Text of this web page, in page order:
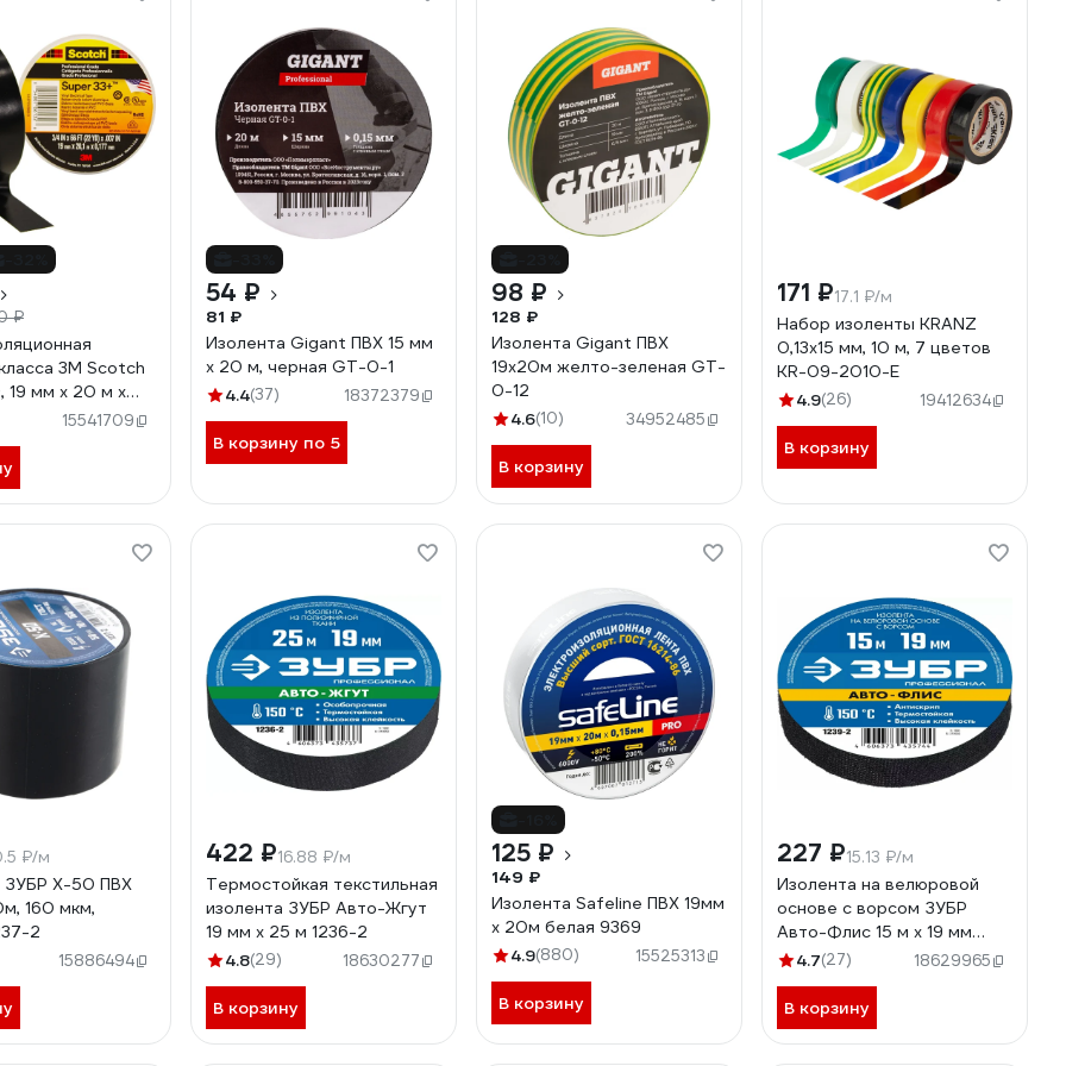
₽
3М Scotch
19 мм х 20 м х
SUPER 33
15541709
54 ₽
81 ₽
Изолента Gigant ПВХ 15 мм
х 20 м, черная GT-0-1
4.4(37) 18372379
В корзину по 5
98 ₽
128 ₽
Изолента Gigant ПВХ
19x20м желто-зеленая GT-
0-12
4.6(10) 34952485
В корзину
171 ₽17.1 ₽/м
Набор изоленты KRANZ
0,13х15 мм, 10 м, 7 цветов
KR-09-2010-E
4.9(26) 19412634
В корзину
₽/м
ЗУБР Х-50 ПВХ
160 мкм,
2
15886494
422 ₽16.88 ₽/м
Термостойкая текстильная
изолента ЗУБР Авто-Жгут
19 мм х 25 м 1236-2
4.8(29) 18630277
В корзину
125 ₽
149 ₽
Изолента Safeline ПВХ 19мм
х 20м белая 9369
4.9(880) 15525313
В корзину
227 ₽15.13 ₽/м
Изолента на велюровой
основе с ворсом ЗУБР
Авто-Флис 15 м х 19 мм
1239-2
4.7(27) 18629965
В корзину